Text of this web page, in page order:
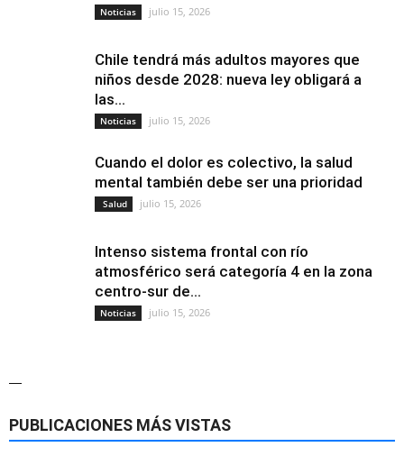
Noticias julio 15, 2026
Chile tendrá más adultos mayores que
niños desde 2028: nueva ley obligará a
las...
Noticias julio 15, 2026
Cuando el dolor es colectivo, la salud
mental también debe ser una prioridad
Salud julio 15, 2026
Intenso sistema frontal con río
atmosférico será categoría 4 en la zona
centro-sur de...
Noticias julio 15, 2026
—
PUBLICACIONES MÁS VISTAS